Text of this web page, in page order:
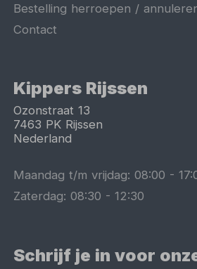
Bestelling herroepen /
Contact
Kippers Rijssen
Ozonstraat 13
7463 PK Rijssen
Nederland
Maandag t/m vrijdag:08:00 -
Zaterdag:08:30 -12:30
Schrijf je in voor